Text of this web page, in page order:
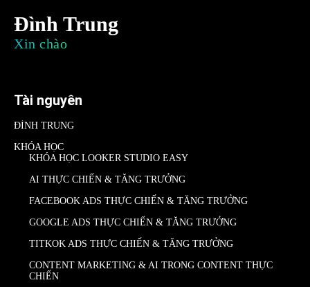
Đình Trung
Xin chào
Tài nguyên
ĐÌNH TRUNG
KHÓA HỌC
KHÓA HỌC LOOKER STUDIO EASY
AI THỰC CHIẾN & TĂNG TRƯỞNG
FACEBOOK ADS THỰC CHIẾN & TĂNG TRƯỞNG
GOOGLE ADS THỰC CHIẾN & TĂNG TRƯỞNG
TITKOK ADS THỰC CHIẾN & TĂNG TRƯỞNG
CONTENT MARKETING & AI TRONG CONTENT THỰC
CHIẾN